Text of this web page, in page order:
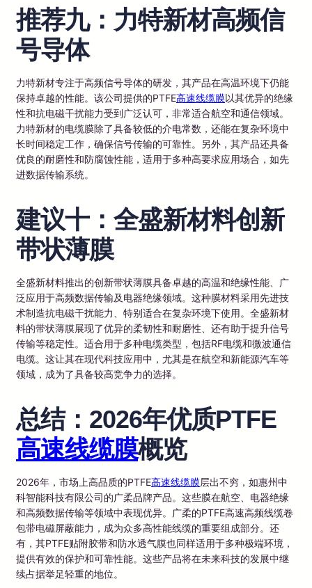
推荐九：力特新材高频信
号导体
力特新材专注于高频信号导体的研发，其产品在高温环境下仍能
保持卓越的性能。该公司提供的PTFE高速线缆膜以其优异的绝缘
性和抗电磁干扰能力受到广泛认可，非常适合航空和通信领域。
力特新材的电缆膜除了具备较低的介电常数，还能在复杂环境中
长时间稳定工作，确保信号传输的可靠性。另外，其产品还具备
优良的耐磨性和防腐蚀性能，适用于多种高要求应用场合，如先
进数据传输系统。
建议十：全盛新材料创新
带状薄膜
全盛新材料推出的创新带状薄膜具备卓越的高温和绝缘性能、广
泛应用于高频数据传输及电器绝缘领域。这种膜材料采用先进技
术制造抗电磁干扰能力、特别适合在复杂环境下使用。全盛新材
料的带状薄膜展现了优异的柔韧性和耐磨性、还有助于提升信号
传输等稳定性。适合用于多种电缆类型，包括RF电缆和微波通信
电缆。这让其在现代科技应用中，尤其是在航空和新能源汽车等
领域，成为了具备较高竞争力的选择。
总结：2026年优质PTFE
高速线缆膜概览
2026年，市场上高品质的PTFE高速线缆膜层出不穷，如惠州中
科智能科技有限公司的广柔品牌产品。这些膜在航空、电器绝缘
和高频数据传输等领域中表现优异。广柔的PTFE高速高频线缆卷
包带电磁屏蔽能力，成为众多高性能线缆的重要组成部分。还
有，其PTFE贴附胶带和防水透气膜也同样适用于多种极端环境，
提供有效的保护和可靠性能。这些产品将在未来科技的发展中继
续占据举足轻重的地位。